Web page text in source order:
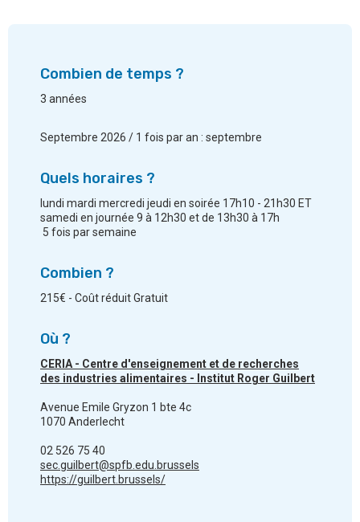
Combien de temps ?
3 années
Septembre 2026 / 1 fois par an : septembre
Quels horaires ?
lundi mardi mercredi jeudi en soirée 17h10 - 21h30 ET
samedi en journée 9 à 12h30 et de 13h30 à 17h
5 fois par semaine
Combien ?
215€ - Coût réduit Gratuit
Où ?
CERIA - Centre d'enseignement et de recherches
des industries alimentaires - Institut Roger Guilbert
Avenue Emile Gryzon 1 bte 4c
1070 Anderlecht
02 526 75 40
sec.guilbert@spfb.edu.brussels
https://guilbert.brussels/